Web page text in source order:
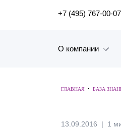
ПОИСК ПО
+7 (495) 767-00-07
О компании
Наш опыт
ГЛАВНАЯ • БАЗА
13.09.2016 1